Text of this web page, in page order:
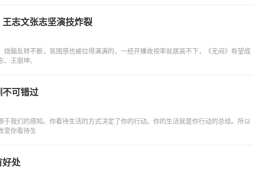
王志文张志坚演技炸裂
脑反转不断，氛围感也被拉得满满的，一经开播收视率就居高不下，《无间》有望成
王丽坤、
不可错过
我们的感知。你看待生活的方式决定了你的行动。你的生活就是你行动的总结。所以
变你看待生
好处